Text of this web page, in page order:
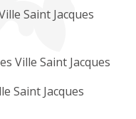
Saint Jacques
Ville Saint Jacques
Saint Jacques